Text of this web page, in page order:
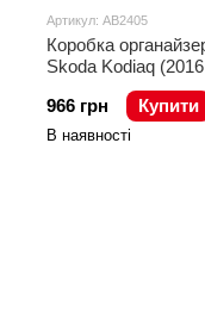
Артикул: AB2405
Коробка
Skoda Kodiaq
966 грн
Купити
В наявності